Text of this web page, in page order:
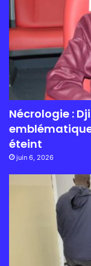
Nécrologie :
éteint
juin 6, 2026